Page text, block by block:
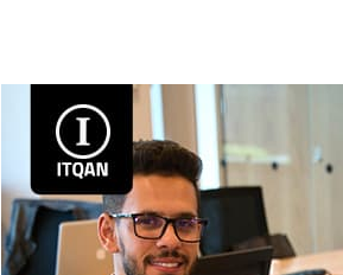
المنطقة
الحرة
فى